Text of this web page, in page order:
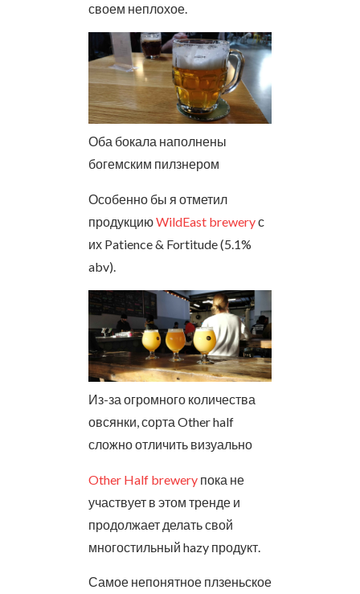
своем неплохое.
Оба бокала наполнены
богемским пилзнером
Особенно бы я отметил
продукциюWildEast breweryс
их Patience & Fortitude (5.1%
abv).
Из-за огромного количества
овсянки, сорта Other half
сложно отличить визуально
Other Half brewery пока не
участвует в этом тренде и
продолжает делать свой
многостильный hazy продукт.
Самое непонятное плзеньское